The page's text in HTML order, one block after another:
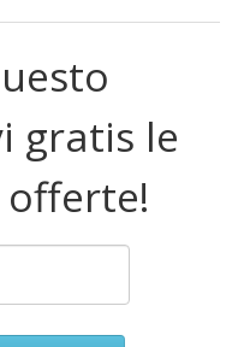
gratis le